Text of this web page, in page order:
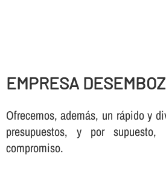
EMPRESA
Ofrecemos, además, un rápido y
presupuestos, y por
compromiso.